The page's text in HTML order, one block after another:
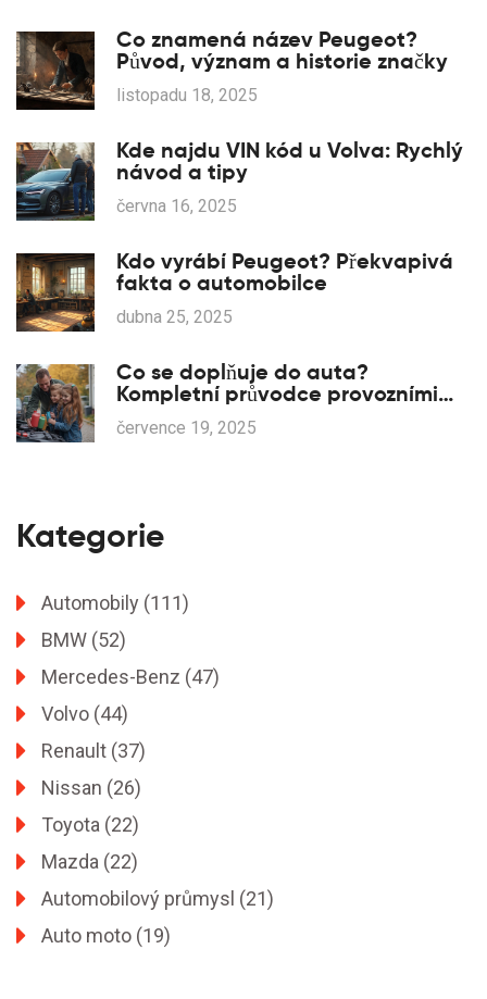
Co znamená název Peugeot?
Původ, význam a historie značky
listopadu 18, 2025
Kde najdu VIN kód u Volva: Rychlý
návod a tipy
června 16, 2025
Kdo vyrábí Peugeot? Překvapivá
fakta o automobilce
dubna 25, 2025
Co se doplňuje do auta?
Kompletní průvodce provozními
kapalinami a spotřebním
materiálem
července 19, 2025
Kategorie
Automobily (111)
BMW (52)
Mercedes-Benz (47)
Volvo (44)
Renault (37)
Nissan (26)
Toyota (22)
Mazda (22)
Automobilový průmysl (21)
Auto moto (19)